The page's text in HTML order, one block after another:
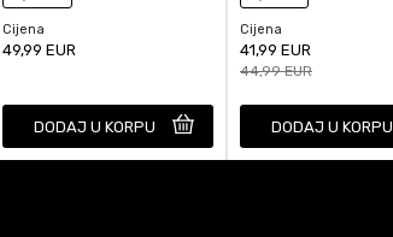
Cijena
49,99 EUR
DODAJ U KORPU
Cijena
41,99 EUR
44,99EUR
DODAJ U KORPU